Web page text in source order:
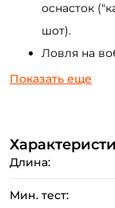
оснасток
шот).
Ловля на
блёсен в
Преимущества:
Показать еще
Длина:
Мин. тест: